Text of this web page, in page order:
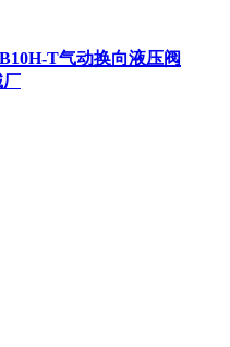
T气动换向液压阀
厂